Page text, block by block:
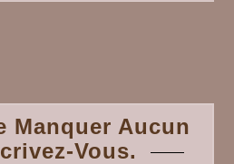
Manquer Aucun
Vous.